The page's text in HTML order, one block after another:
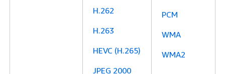
H.262
H.263
HEVC (H.265)
JPEG 2000
PCM
WMA
WMA2